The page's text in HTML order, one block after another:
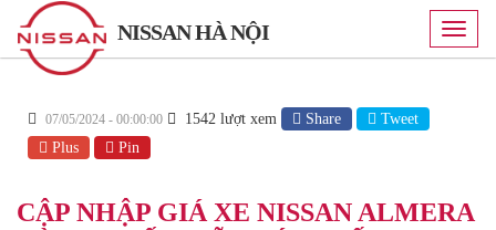
Toggle
NISSAN HÀ NỘI
07/05/2024 - 00:00:00 1542 lượt xem Share
Tweet
Plus
Pin
CẬP NHẬP GIÁ XE NISSAN ALMERA